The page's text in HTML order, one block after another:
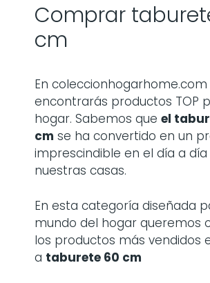
Comprar
cm
En coleccionhogarhome.com
encontrarás productos TOP
hogar. Sabemos que el
cm se ha convertido en un
imprescindible en el día a
nuestras casas.
En esta categoría diseñada
mundo del hogar queremos
los productos más vendidos
a taburete 60 cm